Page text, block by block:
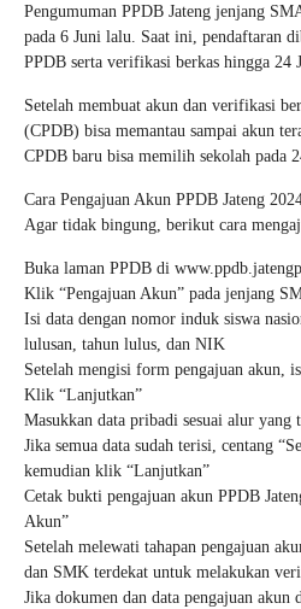
Pengumuman PPDB Jateng jenjang
pada 6 Juni lalu. Saat ini, pendaftaran
PPDB serta verifikasi berkas hingga 24
Setelah membuat akun dan verifikasi
(CPDB) bisa memantau sampai akun
CPDB baru bisa memilih sekolah pada
Cara Pengajuan Akun PPDB Jateng
Agar tidak bingung, berikut cara
Buka laman PPDB di
Klik “Pengajuan Akun” pada jenjang
Isi data dengan nomor induk siswa
lulusan, tahun lulus, dan NIK
Setelah mengisi form pengajuan akun,
Klik “Lanjutkan”
Masukkan data pribadi sesuai alur yang
Jika semua data sudah terisi, centang
kemudian klik “Lanjutkan”
Cetak bukti pengajuan akun PPDB
Akun”
Setelah melewati tahapan pengajuan
dan SMK terdekat untuk melakukan
Jika dokumen dan data pengajuan akun